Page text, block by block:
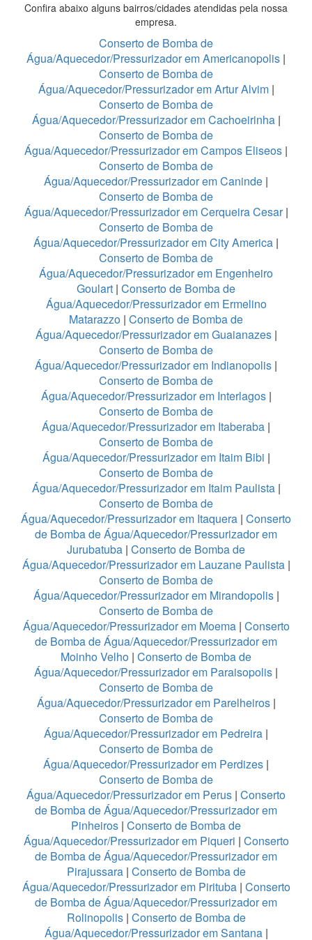
Confira abaixo alguns bairros/cidades atendidas pela nossa
empresa.
Conserto de Bomba de
Água/Aquecedor/Pressurizador em Americanopolis |
Conserto de Bomba de
Água/Aquecedor/Pressurizador em Artur Alvim |
Conserto de Bomba de
Água/Aquecedor/Pressurizador em Cachoeirinha|
Conserto de Bomba de
Água/Aquecedor/Pressurizador em Campos Eliseos |
Conserto de Bomba de
Água/Aquecedor/Pressurizador em Caninde |
Conserto de Bomba de
Água/Aquecedor/Pressurizador em Cerqueira Cesar|
Conserto de Bomba de
Água/Aquecedor/Pressurizador em City America |
Conserto de Bomba de
Água/Aquecedor/Pressurizador em Engenheiro
Goulart | Conserto de Bomba de
Água/Aquecedor/Pressurizador em Ermelino
Matarazzo | Conserto de Bomba de
Água/Aquecedor/Pressurizador em Guaianazes|
Conserto de Bomba de
Água/Aquecedor/Pressurizador em Indianopolis |
Conserto de Bomba de
Água/Aquecedor/Pressurizador em Interlagos|
Conserto de Bomba de
Água/Aquecedor/Pressurizador em Itaberaba |
Conserto de Bomba de
Água/Aquecedor/Pressurizador em Itaim Bibi |
Conserto de Bomba de
Água/Aquecedor/Pressurizador em Itaim Paulista |
Conserto de Bomba de
Água/Aquecedor/Pressurizador em Itaquera | Conserto
de Bomba de Água/Aquecedor/Pressurizador em
Jurubatuba | Conserto de Bomba de
Água/Aquecedor/Pressurizador em Lauzane Paulista |
Conserto de Bomba de
Água/Aquecedor/Pressurizador em Mirandopolis|
Conserto de Bomba de
Água/Aquecedor/Pressurizador em Moema| Conserto
de Bomba de Água/Aquecedor/Pressurizador em
Moinho Velho | Conserto de Bomba de
Água/Aquecedor/Pressurizador em Paraisopolis |
Conserto de Bomba de
Água/Aquecedor/Pressurizador em Parelheiros|
Conserto de Bomba de
Água/Aquecedor/Pressurizador em Pedreira |
Conserto de Bomba de
Água/Aquecedor/Pressurizador em Perdizes |
Conserto de Bomba de
Água/Aquecedor/Pressurizador em Perus | Conserto
de Bomba de Água/Aquecedor/Pressurizador em
Pinheiros | Conserto de Bomba de
Água/Aquecedor/Pressurizador em Piqueri | Conserto
de Bomba de Água/Aquecedor/Pressurizador em
Pirajussara| Conserto de Bomba de
Água/Aquecedor/Pressurizador em Pirituba| Conserto
de Bomba de Água/Aquecedor/Pressurizador em
Rolinopolis| Conserto de Bomba de
Água/Aquecedor/Pressurizador em Santana|